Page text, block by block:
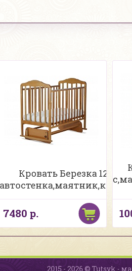
Кровать Березка 124006
7480 р.
2015 - 2026 © Tutsyk -